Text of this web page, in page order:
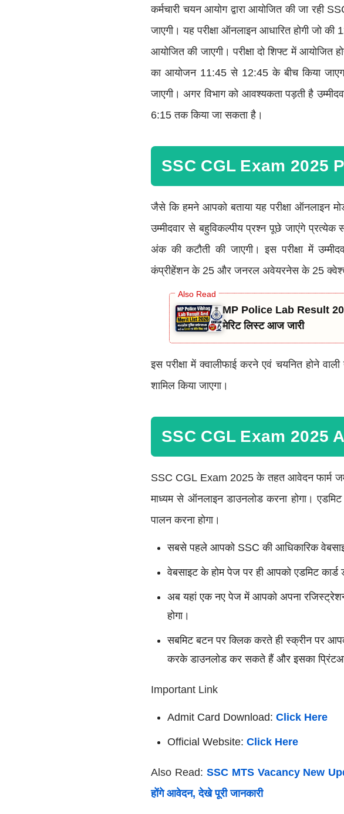
कर्मचारी चयन आयोग द्वारा आयोजित की जा रही
जाएगी। यह परीक्षा ऑनलाइन आधारित होगी जो
आयोजित की जाएगी। परीक्षा दो शिफ्ट में
का आयोजन 11:45 से 12:45 के बीच किया
जाएगी। अगर विभाग को आवश्यकता पड़ती है
6:15 तक किया जा सकता है।
SSC CGL Exam 2025
जैसे कि हमने आपको बताया यह परीक्षा ऑनलाइन
उम्मीदवार से बहुविकल्पीय प्रश्न पूछे जाएंगे प्रत्येक
अंक की कटौती की जाएगी। इस परीक्षा में
कंप्रीहेंशन के 25 और जनरल अवेयरनेस के 25
MP Police Lab Result
मेरिट लिस्ट आज जारी
इस परीक्षा में क्वालीफाई करने एवं चयनित होने वाली
शामिल किया जाएगा।
SSC CGL Exam 2025
SSC CGL Exam 2025 के तहत आवेदन फार्म
माध्यम से ऑनलाइन डाउनलोड करना होगा।
पालन करना होगा।
सबसे पहले आपको SSC की आधिकारिक
वेबसाइट के होम पेज पर ही आपको एडमिट
अब यहां एक नए पेज में आपको अपना
होगा।
सबमिट बटन पर क्लिक करते ही स्क्रीन पर
करके डाउनलोड कर सकते हैं और इसका
Important Link
Admit Card Download: Click Here
Official Website: Click Here
Also Read: SSC MTS Vacancy New
होंगे आवेदन, देखे पूरी जानकारी